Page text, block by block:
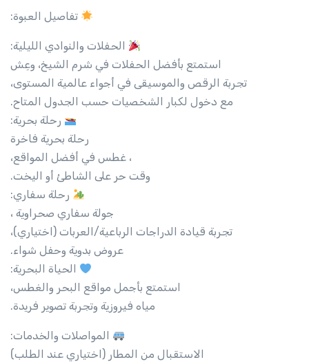
تفاصيل العبوة:
الحفلات والنوادي الليلية:
استمتع بأفضل الحفلات في شرم الشيخ، وعِش
تجربة الرقص والموسيقى في أجواء عالمية المستوى،
مع دخول لكبار الشخصيات حسب الجدول المتاح.
رحلة بحرية:
رحلة بحرية فاخرة
، غطس في أفضل المواقع،
وقت حر على الشاطئ أو اليخت.
رحلة سفاري:
جولة سفاري صحراوية ،
تجربة قيادة الدراجات الرباعية/العربات (اختياري)،
عروض بدوية وحفل شواء.
الحياة البحرية:
استمتع بأجمل مواقع البحر والغطس،
مياه فيروزية وتجربة تصوير فريدة.
المواصلات والخدمات:
الاستقبال من المطار (اختياري عند الطلب)